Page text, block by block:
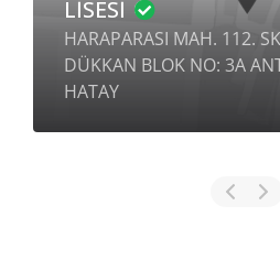
LİSESİ
HARAPARASI MAH. 112.
DÜKKAN BLOK NO: 3A
HATAY